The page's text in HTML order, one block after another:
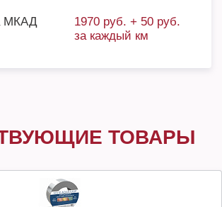
МКАД
1970 руб. + 50 руб.
за каждый км
ТОВАРЫ